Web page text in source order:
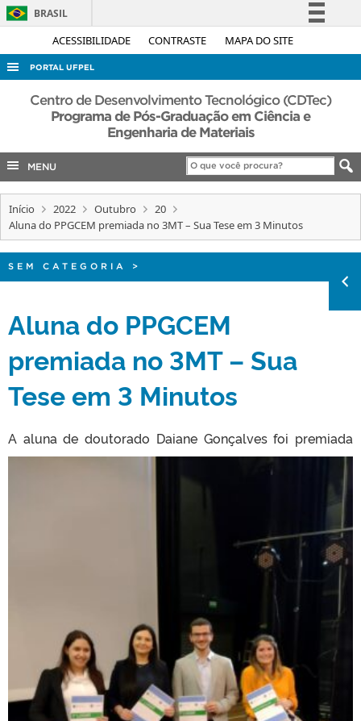
ACESSIBILIDADE CONTRASTE MAPA DO SITE
BRASIL
Simplifique!
Acesso à informação
Legislação
Canais
PORTAL UFPEL
ACESSO À INFORMAÇÃO
AUDITORIA
EDITAIS
INTERNACIONAL
Centro de Desenvolvimento Tecnológico (CDTec)
Programa de Pós-Graduação em Ciência e
Engenharia de Materiais
MENU
Início 2022 Outubro
20
Aluna do PPGCEM premiada no 3MT – Sua Tese em 3 Minutos
SEM CATEGORIA >
Aluna do PPGCEM
premiada no 3MT – Sua
Tese em 3 Minutos
A aluna de doutorado DaianeGonçalves foi premiada